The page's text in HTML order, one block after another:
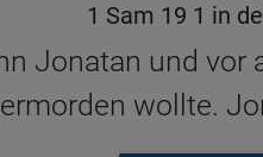
1 Sam 19 1 in
Jonatan und
wollte.